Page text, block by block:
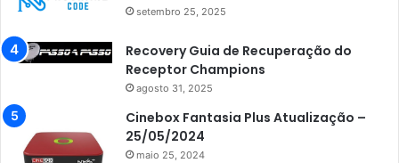
setembro 25, 2025
Recovery Guia de Recuperação do
Receptor Champions
agosto 31, 2025
Cinebox Fantasia Plus Atualização –
25/05/2024
maio 25, 2024